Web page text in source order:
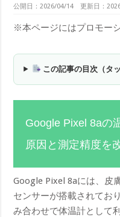
公開日：2026/04/14 更新日：
※本ページにはプロモー
この記事の目次（タ
Google Pixel 8a
原因と測定精度を
Google Pixel 8aには、皮
センサーが搭載されてお
み合わせで体温計として